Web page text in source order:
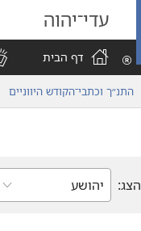
עדי־יהוה
דף הבית
התנ״ך וכתבי־הקודש היווניים
הצג:
ספר